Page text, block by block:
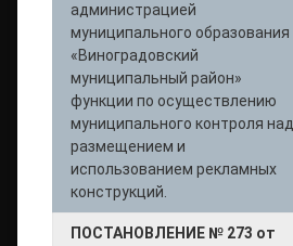
администрацией
муниципального образования
«Виноградовский
муниципальный район»
функции по осуществлению
муниципального контроля над
размещением и
использованием рекламных
конструкций.
ПОСТАНОВЛЕНИЕ № 273 от